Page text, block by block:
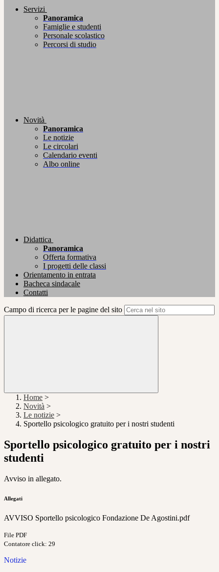
Servizi
Panoramica
Famiglie e studenti
Personale scolastico
Percorsi di studio
Novità
Panoramica
Le notizie
Le circolari
Calendario eventi
Albo online
Didattica
Panoramica
Offerta formativa
I progetti delle classi
Orientamento in entrata
Bacheca sindacale
Contatti
Campo di ricerca per le pagine del sito
Home >
Novità >
Le notizie >
Sportello psicologico gratuito per i nostri studenti
Sportello psicologico gratuito per i nostri
studenti
Avviso in allegato.
Allegati
AVVISO Sportello psicologico Fondazione De Agostini.pdf
File PDF
Contatore click: 29
Notizie